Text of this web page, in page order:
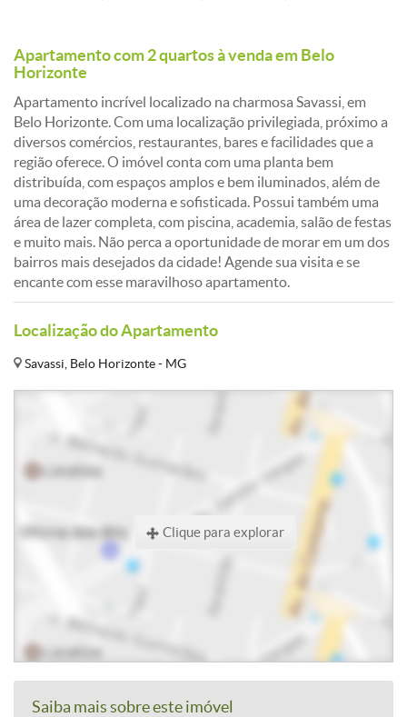
Apartamento com 2 quartos à venda em Belo
Horizonte
Apartamento incrível localizado na charmosa Savassi, em
Belo Horizonte. Com uma localização privilegiada, próximo a
diversos comércios, restaurantes, bares e facilidades que a
região oferece. O imóvel conta com uma planta bem
distribuída, com espaços amplos e bem iluminados, além de
uma decoração moderna e sofisticada. Possui também uma
área de lazer completa, com piscina, academia, salão de festas
e muito mais. Não perca a oportunidade de morar em um dos
bairros mais desejados da cidade! Agende sua visita e se
encante com esse maravilhoso apartamento.
Localização do Apartamento
Savassi, Belo Horizonte - MG
Clique para explorar
Saiba mais sobre este imóvel